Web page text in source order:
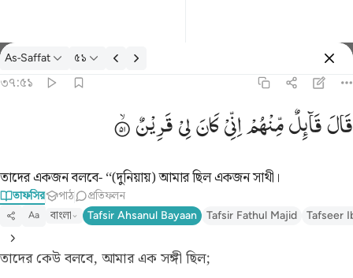
তাফসির: As-Saffat ৩৭:৫১
As-Saffat ৫১
৩৭:৫১
قال قايل منهم اني كان لي قرين ٥١
قَالَ قَآئِلٌۭ مِّنْهُمْ إِنِّى كَانَ لِى قَرِينٌۭ ٥١
قَالَقَآىِٕلٌمِّنْهُمْاِنِّیْكَانَلِیْقَرِیْنٌ
তাদের একজন বলবে- ‘‘(দুনিয়ায়) আমার ছিল একজন সাথী।
তাফসির পাঠ প্রতিফলন
Aa বাংলা Tafsir Ahsanul Bayaan Tafsir Fathul Majid Tafseer
তাদের কেউ বলবে, আমার এক সঙ্গী ছিল;